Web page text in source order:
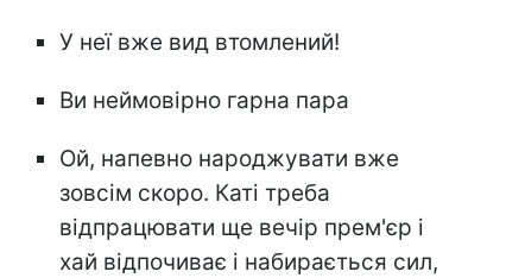
У неї вже вид втомлений!
Ви неймовірно гарна пара
Ой, напевно народжувати вже
зовсім скоро. Каті треба
відпрацювати ще вечір прем'єр і
хай відпочиває і набирається сил,